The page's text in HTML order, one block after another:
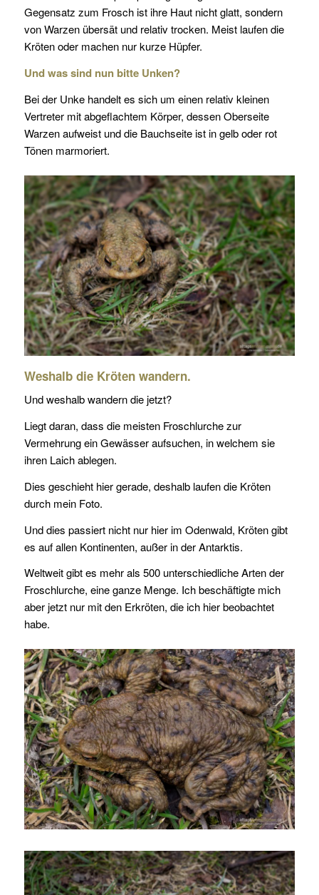
Gegensatz zum Frosch ist ihre Haut nicht glatt, sondern
von Warzen übersät und relativ trocken. Meist laufen die
Kröten oder machen nur kurze Hüpfer.
Und was sind nun bitte Unken?
Bei der Unke handelt es sich um einen relativ kleinen
Vertreter mit abgeflachtem Körper, dessen Oberseite
Warzen aufweist und die Bauchseite ist in gelb oder rot
Tönen marmoriert.
Weshalb die Kröten wandern.
Und weshalb wandern die jetzt?
Liegt daran, dass die meisten Froschlurche zur
Vermehrung ein Gewässer aufsuchen, in welchem sie
ihren Laich ablegen.
Dies geschieht hier gerade, deshalb laufen die Kröten
durch mein Foto.
Und dies passiert nicht nur hier im Odenwald, Kröten gibt
es auf allen Kontinenten, außer in der Antarktis.
Weltweit gibt es mehr als 500 unterschiedliche Arten der
Froschlurche, eine ganze Menge. Ich beschäftigte mich
aber jetzt nur mit den Erkröten, die ich hier beobachtet
habe.